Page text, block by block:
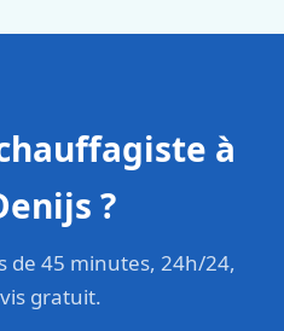
à
?
45 minutes, 24h/24,
gratuit.